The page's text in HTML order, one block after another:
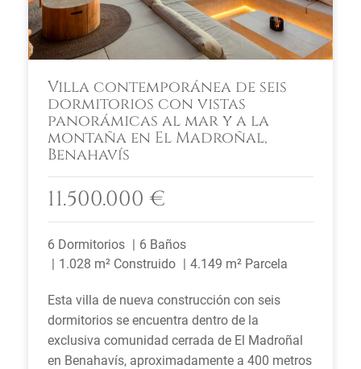
Villa contemporánea de seis
dormitorios con vistas
panorámicas al mar y a la
montaña en El Madroñal,
Benahavís
11.500.000 €
6 Dormitorios
6 Baños
1.028 m² Construido
4.149 m² Parcela
Esta villa de nueva construcción con seis
dormitorios se encuentra dentro de la
exclusiva comunidad cerrada de El Madroñal
en Benahavís, aproximadamente a 400 metros